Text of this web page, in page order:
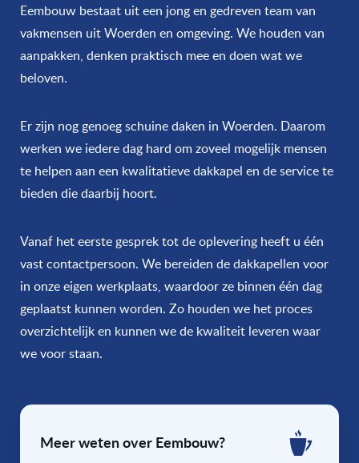
Eembouw bestaat uit een jong en gedreven team van
vakmensen uit Woerden en omgeving. We houden van
aanpakken, denken praktisch mee en doen wat we
beloven.
Er zijn nog genoeg schuine daken in Woerden. Daarom
werken we iedere dag hard om zoveel mogelijk mensen
te helpen aan een kwalitatieve dakkapel en de service te
bieden die daarbij hoort.
Vanaf het eerste gesprek tot de oplevering heeft u één
vast contactpersoon. We bereiden de dakkapellen voor
in onze eigen werkplaats, waardoor ze binnen één dag
geplaatst kunnen worden. Zo houden we het proces
overzichtelijk en kunnen we de kwaliteit leveren waar
we voor staan.
Meer weten over Eembouw?